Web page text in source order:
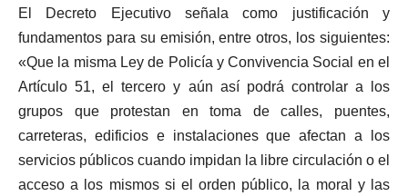
El Decreto Ejecutivo señala como justificación y
fundamentos para su emisión, entre otros, los siguientes:
«Que la misma Ley de Policía y Convivencia Social en el
Artículo 51, el tercero y aún así podrá controlar a los
grupos que protestan en toma de calles, puentes,
carreteras, edificios e instalaciones que afectan a los
servicios públicos cuando impidan la libre circulación o el
acceso a los mismos si el orden público, la moral y las